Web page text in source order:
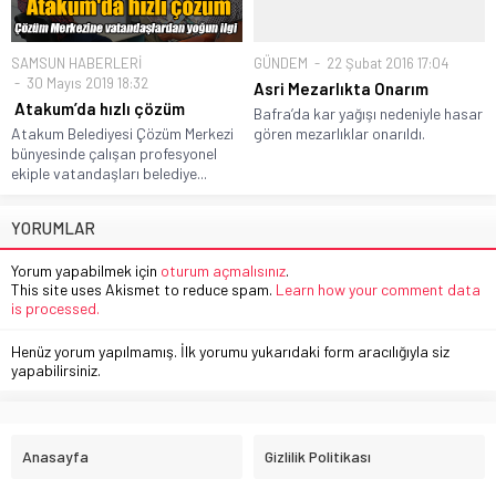
SAMSUN HABERLERİ
30 Mayıs 2019 18:32
Atakum’da hızlı çözüm
Atakum Belediyesi Çözüm Merkezi
bünyesinde çalışan profesyonel
ekiple vatandaşları belediye...
GÜNDEM 22 Şubat 2016 17:04
Asri Mezarlıkta Onarım
Bafra’da kar yağışı nedeniyle hasar
gören mezarlıklar onarıldı.
YORUMLAR
Yorum yapabilmek için oturum açmalısınız.
This site uses Akismet to reduce spam. Learn how your comment data
is processed.
Henüz yorum yapılmamış. İlk yorumu yukarıdaki form aracılığıyla siz
yapabilirsiniz.
Anasayfa Gizlilik Politikası